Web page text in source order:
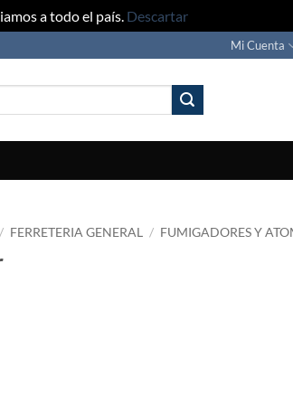
a todo el país. Descartar
Mi Cuenta
/ FERRETERIA GENERAL / FUMIGADORES Y